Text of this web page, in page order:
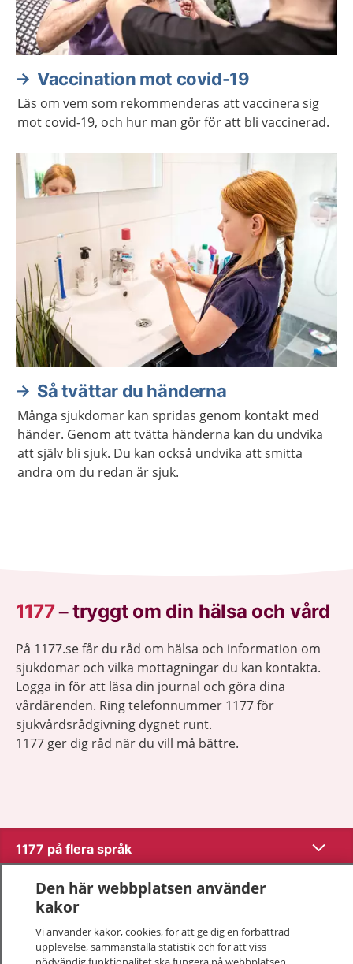
Vaccination mot covid-19
Läs om vem som rekommenderas att vaccinera sig
mot covid-19, och hur man gör för att bli vaccinerad.
Så tvättar du händerna
Många sjukdomar kan spridas genom kontakt med
händer. Genom att tvätta händerna kan du undvika
att själv bli sjuk. Du kan också undvika att smitta
andra om du redan är sjuk.
1177–tryggt om din hälsa och vård
På 1177.se får du råd om hälsa och information om
sjukdomar och vilka mottagningar du kan kontakta.
Logga in för att läsa din journal och göra dina
vårdärenden. Ring telefonnummer 1177 för
sjukvårdsrådgivning dygnet runt.
1177 ger dig råd när du vill må bättre.
1177 på flera språk Visa
Om 1177
Kontakt
Den här webbplatsen använder
kakor
Vi använder kakor, cookies, för att ge dig en förbättrad
upplevelse, sammanställa statistik och för att viss